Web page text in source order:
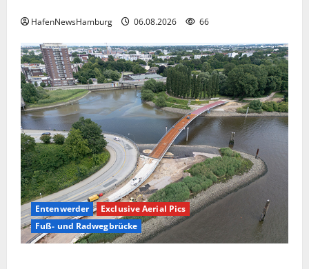
HafenNewsHamburg 06.08.2026 66
Entenwerder
Exclusive Aerial Pics
Fuß- und Radwegbrücke